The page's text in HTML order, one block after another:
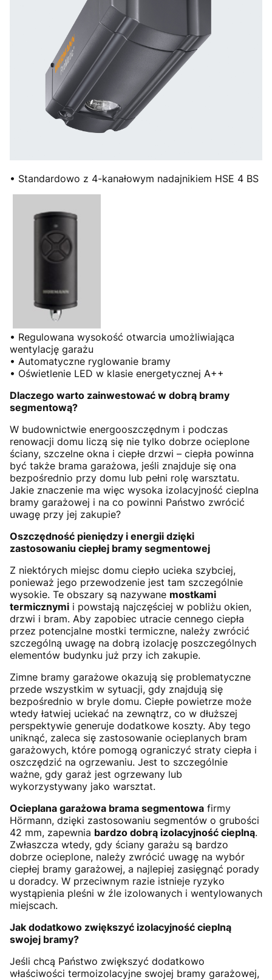
• Standardowo z 4-kanałowym nadajnikiem HSE 4 BS
• Regulowana wysokość otwarcia umożliwiająca
wentylację garażu
• Automatyczne ryglowanie bramy
• Oświetlenie LED w klasie energetycznej A++
Dlaczego warto zainwestować w dobrą bramy
segmentową?
W budownictwie energooszczędnym i podczas
renowacji domu liczą się nie tylko dobrze ocieplone
ściany, szczelne okna i ciepłe drzwi – ciepła powinna
być także brama garażowa, jeśli znajduje się ona
bezpośrednio przy domu lub pełni rolę warsztatu.
Jakie znaczenie ma więc wysoka izolacyjność cieplna
bramy garażowej i na co powinni Państwo zwrócić
uwagę przy jej zakupie?
Oszczędność pieniędzy i energii dzięki
zastosowaniu ciepłej bramy segmentowej
Z niektórych miejsc domu ciepło ucieka szybciej,
ponieważ jego przewodzenie jest tam szczególnie
wysokie. Te obszary są nazywane mostkami
termicznymi i powstają najczęściej w pobliżu okien,
drzwi i bram. Aby zapobiec utracie cennego ciepła
przez potencjalne mostki termiczne, należy zwrócić
szczególną uwagę na dobrą izolację poszczególnych
elementów budynku już przy ich zakupie.
Zimne bramy garażowe okazują się problematyczne
przede wszystkim w sytuacji, gdy znajdują się
bezpośrednio w bryle domu. Ciepłe powietrze może
wtedy łatwiej uciekać na zewnątrz, co w dłuższej
perspektywie generuje dodatkowe koszty. Aby tego
uniknąć, zaleca się zastosowanie ocieplanych bram
garażowych, które pomogą ograniczyć straty ciepła i
oszczędzić na ogrzewaniu. Jest to szczególnie
ważne, gdy garaż jest ogrzewany lub
wykorzystywany jako warsztat.
Ocieplana garażowa brama segmentowa firmy
Hörmann, dzięki zastosowaniu segmentów o grubości
42 mm, zapewnia bardzo dobrą izolacyjność cieplną.
Zwłaszcza wtedy, gdy ściany garażu są bardzo
dobrze ocieplone, należy zwrócić uwagę na wybór
ciepłej bramy garażowej, a najlepiej zasięgnąć porady
u doradcy. W przeciwnym razie istnieje ryzyko
wystąpienia pleśni w źle izolowanych i wentylowanych
miejscach.
Jak dodatkowo zwiększyć izolacyjność cieplną
swojej bramy?
Jeśli chcą Państwo zwiększyć dodatkowo
właściwości termoizolacyjne swojej bramy garażowej,